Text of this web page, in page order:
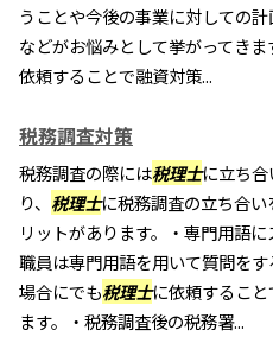
うことや今後の事業に対しての
などがお悩みとして挙がってき
依頼することで融資対策...
税務調査対策
税務調査の際には税理士に立ち
り、 税理士に税務調査の立ち合
リットがあります。・専門用語
職員は専門用語を用いて質問を
場合にでも税理士に依頼するこ
ます。・税務調査後の税務署...